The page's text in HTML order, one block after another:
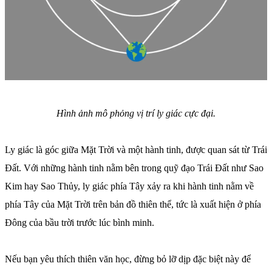
Hình ảnh mô phỏng vị trí ly giác cực đại.
Ly giác là góc giữa Mặt Trời và một hành tinh, được quan sát từ Trái
Đất. Với những hành tinh nằm bên trong quỹ đạo Trái Đất như Sao
Kim hay Sao Thủy, ly giác phía Tây xảy ra khi hành tinh nằm về
phía Tây của Mặt Trời trên bản đồ thiên thể, tức là xuất hiện ở phía
Đông của bầu trời trước lúc bình minh.
Nếu bạn yêu thích thiên văn học, đừng bỏ lỡ dịp đặc biệt này để